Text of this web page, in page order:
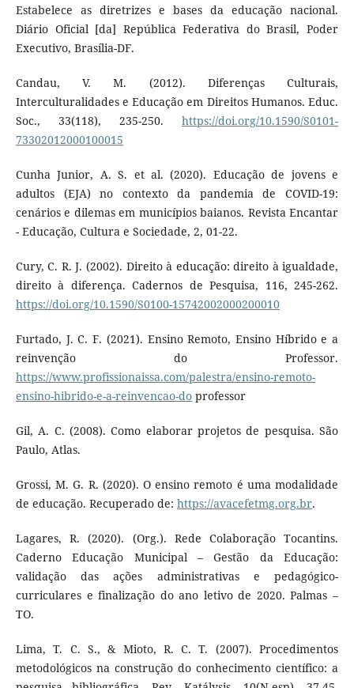
Estabelece as diretrizes e bases da educação nacional.
Diário Oficial [da] República Federativa do Brasil, Poder
Executivo, Brasília-DF.
Candau, V. M. (2012). Diferenças Culturais,
Interculturalidades e Educação em Direitos Humanos. Educ.
Soc., 33(118), 235-250.https://doi.org/10.1590/S0101-
73302012000100015
Cunha Junior, A. S. et al. (2020). Educação de jovens e
adultos (EJA) no contexto da pandemia de COVID-19:
cenários e dilemas em municípios baianos. Revista Encantar
- Educação, Cultura e Sociedade, 2, 01-22.
Cury, C. R. J. (2002). Direito à educação: direito à igualdade,
direito à diferença. Cadernos de Pesquisa, 116, 245-262.
https://doi.org/10.1590/S0100-15742002000200010
Furtado, J. C. F. (2021). Ensino Remoto, Ensino Híbrido e a
reinvenção do Professor.
https://www.profissionaissa.com/palestra/ensino-remoto-
ensino-hibrido-e-a-reinvencao-doprofessor
Gil, A. C. (2008). Como elaborar projetos de pesquisa. São
Paulo, Atlas.
Grossi, M. G. R. (2020). O ensino remoto é uma modalidade
de educação. Recuperado de: https://avacefetmg.org.br.
Lagares, R. (2020). (Org.). Rede Colaboração Tocantins.
Caderno Educação Municipal – Gestão da Educação:
validação das ações administrativas e pedagógico-
curriculares e finalização do ano letivo de 2020. Palmas –
TO.
Lima, T. C. S., & Mioto, R. C. T. (2007). Procedimentos
metodológicos na construção do conhecimento científico: a